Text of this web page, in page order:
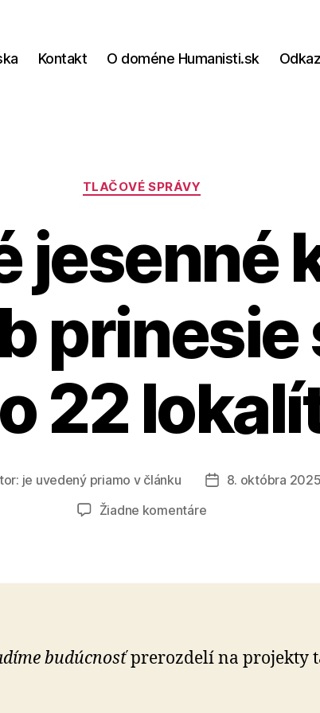
Kontakt O doméne Humanisti.sk
Kategórie
TLAČOVÉ SPRÁVY
jesenné
prinesie
22
je uvedený priamo v článku
Dátum
8. októbra 2025
Žiadne komentárena
výsadieb
22
budúcnosťprerozdelí na projekty